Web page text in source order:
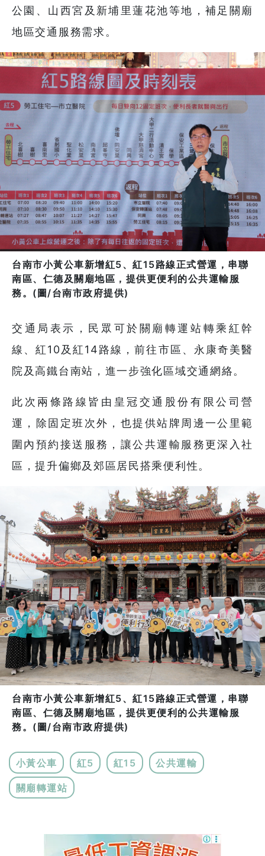
公園、山西宮及新埔里蓮花池等地，補足關廟
地區交通服務需求。
台南市小黃公車新增紅5、紅15路線正式營運，串聯
南區、仁德及關廟地區，提供更便利的公共運輸服
務。(圖/台南市政府提供)
交通局表示，民眾可於關廟轉運站轉乘紅幹
線、紅10及紅14路線，前往市區、永康奇美醫
院及高鐵台南站，進一步強化區域交通網絡。
此次兩條路線皆由皇冠交通股份有限公司營
運，除固定班次外，也提供站牌周邊一公里範
圍內預約接送服務，讓公共運輸服務更深入社
區，提升偏鄉及郊區居民搭乘便利性。
台南市小黃公車新增紅5、紅15路線正式營運，串聯
南區、仁德及關廟地區，提供更便利的公共運輸服
務。(圖/台南市政府提供)
小黃公車 紅5 紅15 公共運輸
關廟轉運站